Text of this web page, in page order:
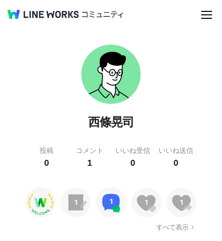
西條晃司
投稿
0
コメント
1
いいね受信
0
いいね送信
0
すべて表示